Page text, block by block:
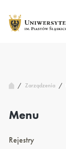
treści
strony
/ Zarządzenia /
Menu
Rejestry